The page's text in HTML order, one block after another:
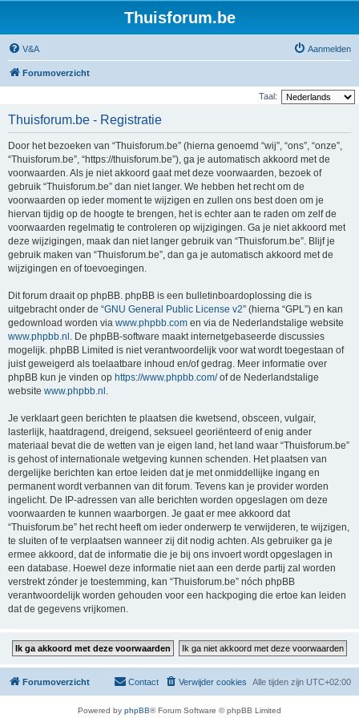
Thuisforum.be
V&A Aanmelden
Forumoverzicht
Taal:
Thuisforum.be - Registratie
Door het bezoeken van “Thuisforum.be” (hierna genoemd “wij”, “ons”, “onze”,
“Thuisforum.be”, “https://thuisforum.be”), ga je automatisch akkoord met de
voorwaarden. Als je niet akkoord gaat met deze voorwaarden, bezoek of
gebruik “Thuisforum.be” dan niet langer. We hebben het recht om de
voorwaarden op ieder moment te wijzigen en zullen ons best doen om je
hiervan tijdig op de hoogte te brengen, het is echter aan te raden om zelf de
voorwaarden regelmatig te controleren op wijzigingen. Ga je niet akkoord met
deze wijzigingen, maak dan niet langer gebruik van “Thuisforum.be”. Blijf je
gebruik maken van “Thuisforum.be”, dan ga je automatisch akkoord met de
wijzigingen en of toevoegingen.
Dit forum draait op phpBB. phpBB is een bulletinboardoplossing die is
uitgebracht onder de “GNU General Public License v2” (hierna “GPL”) en kan
gedownload worden via www.phpbb.com en via de Nederlandstalige website
www.phpbb.nl . De phpBB-software maakt internetgebaseerde discussies
mogelijk. phpBB Limited is niet verantwoordelijk voor wat wordt toegestaan of
juist geweigerd als toelaatbare inhoud en/of gedrag. Meer informatie over
phpBB kun je vinden op https://www.phpbb.com/of de Nederlandstalige
website www.phpbb.nl .
Je verklaart geen berichten te plaatsen die kwetsend, obsceen, vulgair,
lasterlijk, haatdragend, dreigend, seksueel georiënteerd of enig ander
materiaal bevat die de wetten van je eigen land, het land waar “Thuisforum.be”
is gehost of internationale wetgeving kunnen schenden. Het plaatsen van
dergelijke berichten kan ertoe leiden dat je met onmiddellijke ingang en
permanent wordt verbannen van dit forum. Tevens kan je provider worden
ingelicht. De IP-adressen van alle berichten worden opgeslagen om deze
voorwaarden te kunnen waarborgen. Je gaat er mee akkoord dat
“Thuisforum.be” het recht heeft om ieder onderwerp te verwijderen, te wijzigen,
te sluiten of te verplaatsen wanneer zij dit nodig achten. Als gebruiker ga je
ermee akkoord, dat de informatie die je bij ons invoert wordt opgeslagen in
een database. Hoewel deze informatie niet aan een derde partij zal worden
verstrekt zónder je toestemming, kan “Thuisforum.be” nóch phpBB
verantwoordelijk worden gehouden voor een hackpoging die ertoe kan leiden
dat de gegevens vrijkomen.
Forumoverzicht Alle tijden zijn UTC+02:00
Verwijder cookies
Contact
Powered by phpBB® Forum Software © phpBB Limited